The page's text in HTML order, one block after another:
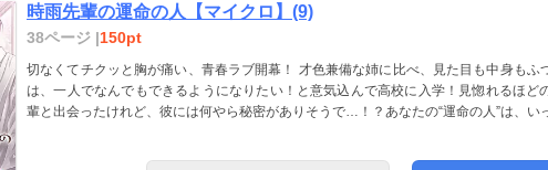
時雨先輩の運命の人【マイクロ】(9)
38ページ |150pt
切なくてチクッと胸が痛い、青春ラブ開幕！ 才色兼備な姉に比べ、見た目も中身もふ
は、一人でなんでもできるようになりたい！と意気込んで高校に入学！見惚れるほど
輩と出会ったけれど、彼には何やら秘密がありそうで…！？あなたの“運命の人”は、